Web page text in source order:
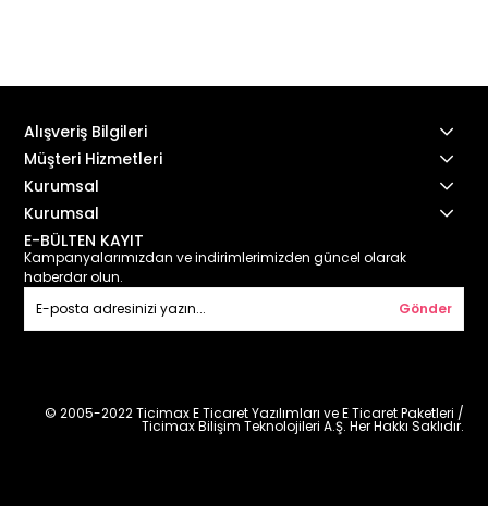
Alışveriş Bilgileri
Müşteri Hizmetleri
Kurumsal
Kurumsal
E-BÜLTEN KAYIT
Kampanyalarımızdan ve indirimlerimizden güncel olarak
haberdar olun.
Gönder
© 2005-2022 Ticimax E Ticaret Yazılımları ve E Ticaret Paketleri /
Ticimax Bilişim Teknolojileri A.Ş. Her Hakkı Saklıdır.